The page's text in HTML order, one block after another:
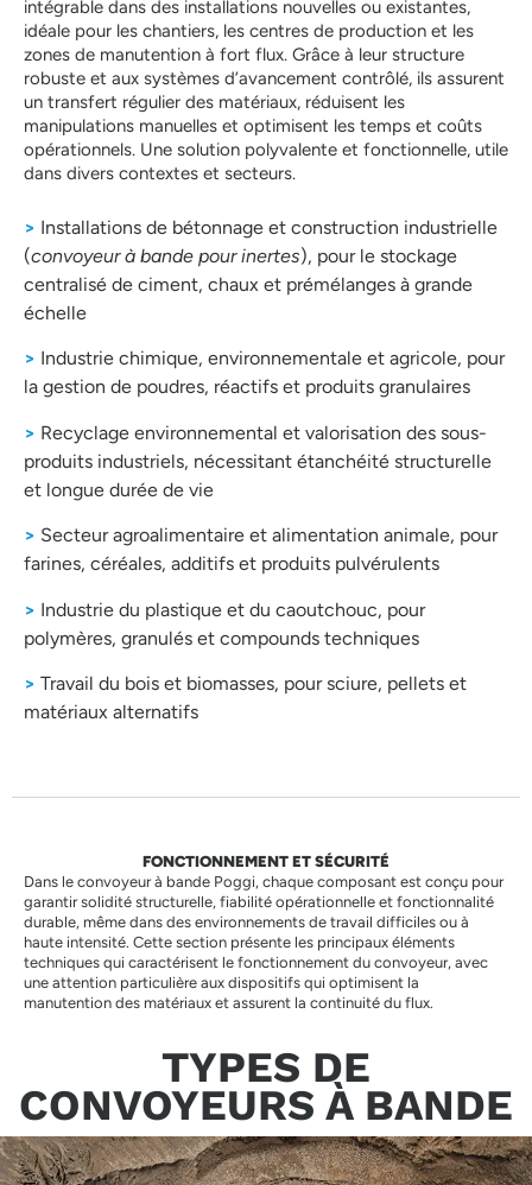
intégrable dans des installations nouvelles ou existantes,
idéale pour les chantiers, les centres de production et les
zones de manutention à fort flux. Grâce à leur structure
robuste et aux systèmes d’avancement contrôlé, ils assurent
un transfert régulier des matériaux, réduisent les
manipulations manuelles et optimisent les temps et coûts
opérationnels. Une solution polyvalente et fonctionnelle, utile
dans divers contextes et secteurs.
> Installations de bétonnage et construction industrielle
(convoyeur à bande pour inertes), pour le stockage
centralisé de ciment, chaux et prémélanges à grande
échelle
> Industrie chimique, environnementale et agricole, pour
la gestion de poudres, réactifs et produits granulaires
> Recyclage environnemental et valorisation des sous-
produits industriels, nécessitant étanchéité structurelle
et longue durée de vie
> Secteur agroalimentaire et alimentation animale, pour
farines, céréales, additifs et produits pulvérulents
> Industrie du plastique et du caoutchouc, pour
polymères, granulés et compounds techniques
> Travail du bois et biomasses, pour sciure, pellets et
matériaux alternatifs
FONCTIONNEMENT ET SÉCURITÉ
Dans le convoyeur à bande Poggi, chaque composant est conçu pour
garantir solidité structurelle, fiabilité opérationnelle et fonctionnalité
durable, même dans des environnements de travail difficiles ou à
haute intensité. Cette section présente les principaux éléments
techniques qui caractérisent le fonctionnement du convoyeur, avec
une attention particulière aux dispositifs qui optimisent la
manutention des matériaux et assurent la continuité du flux.
TYPES DE
CONVOYEURS À BANDE